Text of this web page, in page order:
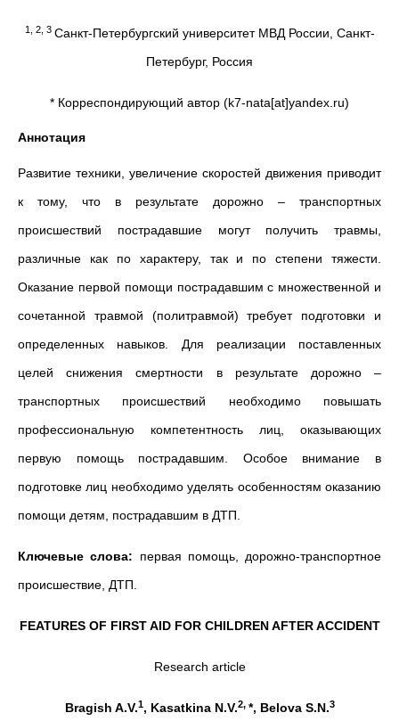
1, 2, 3 Санкт-Петербургский университет МВД России, Санкт-
Петербург, Россия
* Корреспондирующий автор (k7-nata[at]yandex.ru)
Аннотация
Развитие техники, увеличение скоростей движения приводит
к тому, что в результате дорожно – транспортных
происшествий пострадавшие могут получить травмы,
различные как по характеру, так и по степени тяжести.
Оказание первой помощи пострадавшим с множественной и
сочетанной травмой (политравмой) требует подготовки и
определенных навыков. Для реализации поставленных
целей снижения смертности в результате дорожно –
транспортных происшествий необходимо повышать
профессиональную компетентность лиц, оказывающих
первую помощь пострадавшим. Особое внимание в
подготовке лиц необходимо уделять особенностям оказанию
помощи детям, пострадавшим в ДТП.
Ключевые слова: первая помощь, дорожно-транспортное
происшествие, ДТП.
FEATURES OF FIRST AID FOR CHILDREN AFTER ACCIDENT
Research article
Bragish A.V.1, Kasatkina N.V.2, *, Belova S.N.3